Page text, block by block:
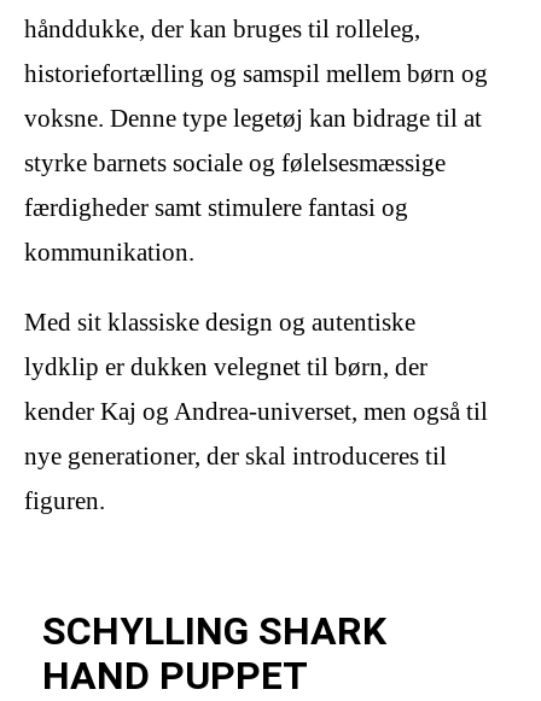
hånddukke, der kan bruges til rolleleg,
historiefortælling og samspil mellem børn og
voksne. Denne type legetøj kan bidrage til at
styrke barnets sociale og følelsesmæssige
færdigheder samt stimulere fantasi og
kommunikation.
Med sit klassiske design og autentiske
lydklip er dukken velegnet til børn, der
kender Kaj og Andrea-universet, men også til
nye generationer, der skal introduceres til
figuren.
SCHYLLING SHARK
HAND PUPPET